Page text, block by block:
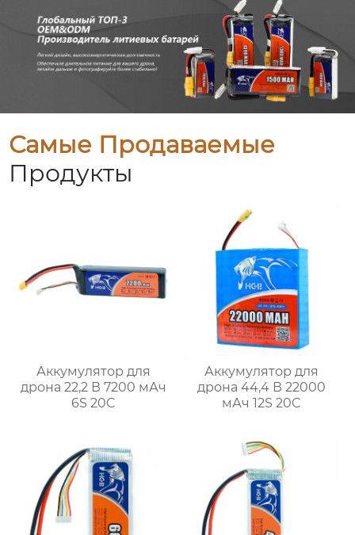
Самые Продаваемые
Продукты
Аккумулятор для
дрона 22,2 В 7200 мАч
6S 20C
Аккумулятор для
дрона 44,4 В 22000
мАч 12S 20C